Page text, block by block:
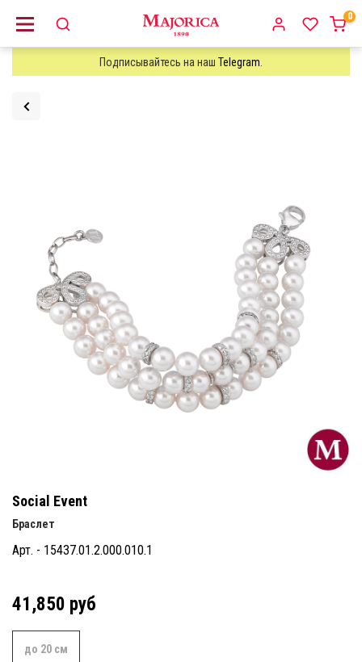
0
Подписывайтесь на наш Telegram
Social Event
Браслет
Арт. - 15437.01.2.000.010.1
41,850 руб
до 20 см